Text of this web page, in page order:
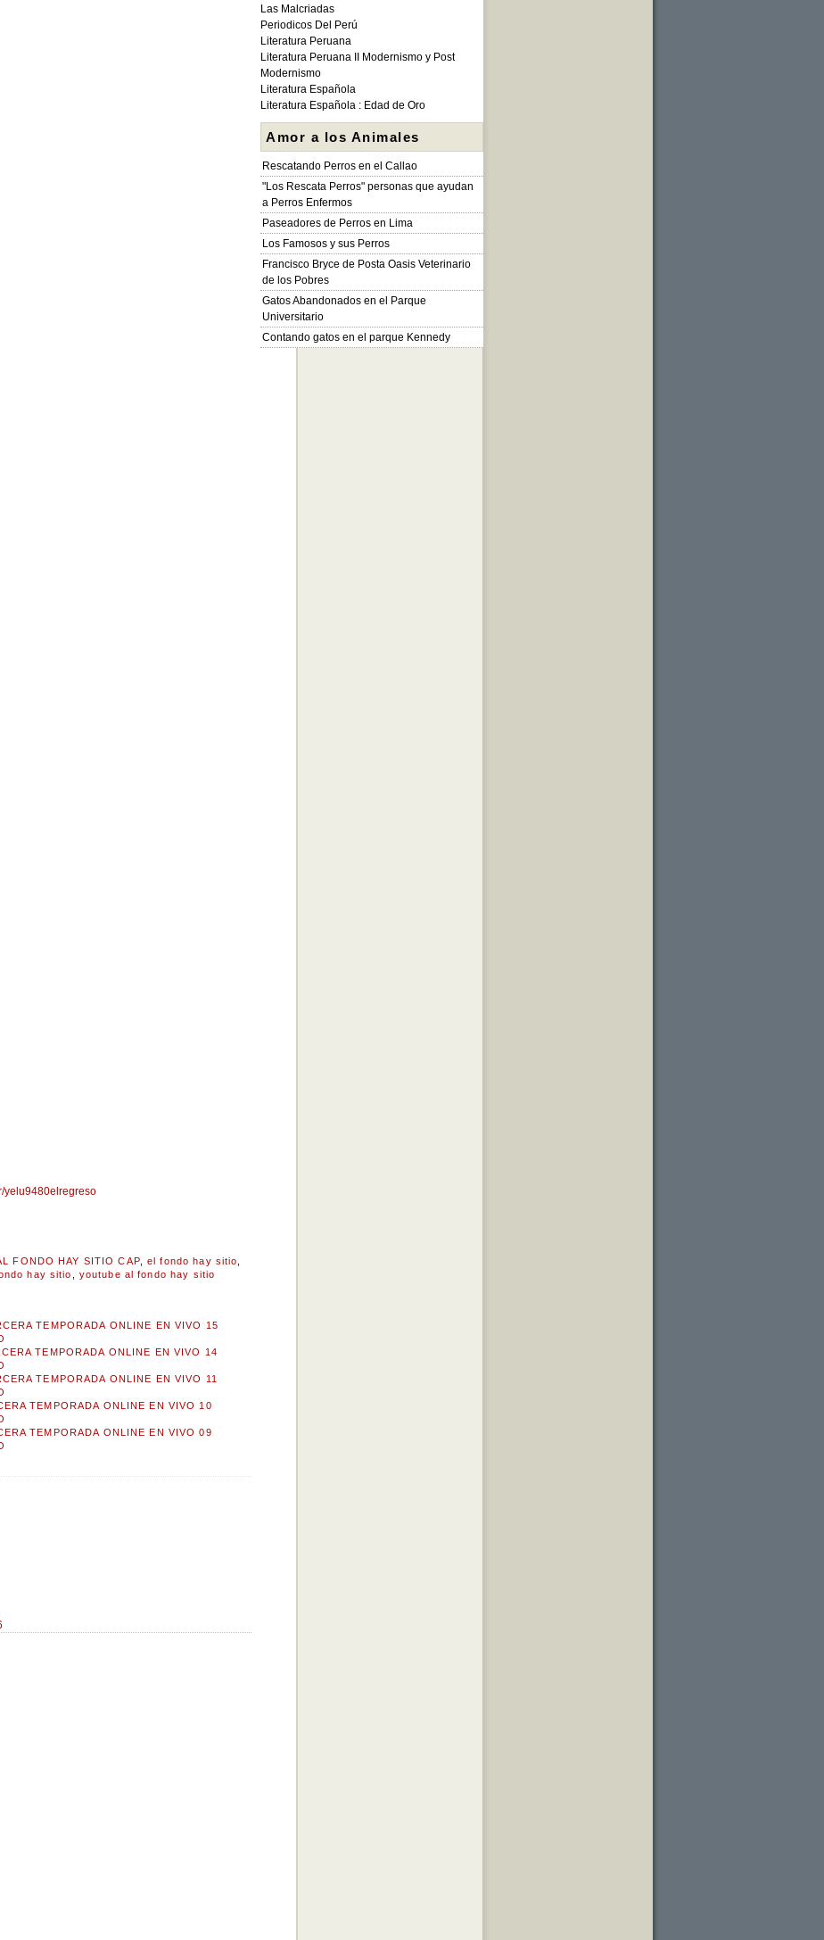
yelu9480elregreso
FONDO HAY SITIO CAP,el fondo hay sitio,
hay sitio , youtube al fondo hay sitio
TEMPORADA ONLINE EN VIVO 15
TEMPORADA ONLINE EN VIVO 14
TEMPORADA ONLINE EN VIVO 11
TEMPORADA ONLINE EN VIVO 10
TEMPORADA ONLINE EN VIVO 09
Las Malcriadas
Periodicos Del Perú
Literatura Peruana
Literatura Peruana II Modernismo y Post
Modernismo
Literatura Española
Literatura Española : Edad de Oro
Amor a los Animales
Rescatando Perros en el Callao
"Los Rescata Perros" personas que ayudan
a Perros Enfermos
Paseadores de Perros en Lima
Los Famosos y sus Perros
Francisco Bryce de Posta Oasis Veterinario
de los Pobres
Gatos Abandonados en el Parque
Universitario
Contando gatos en el parque Kennedy